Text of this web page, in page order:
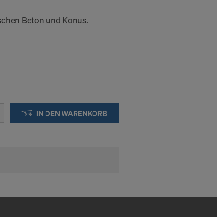
Beton und Konus.
IN DEN WARENKORB
DIE